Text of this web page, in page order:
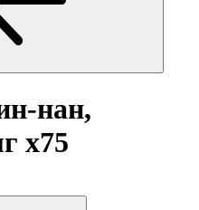
нан,
x75